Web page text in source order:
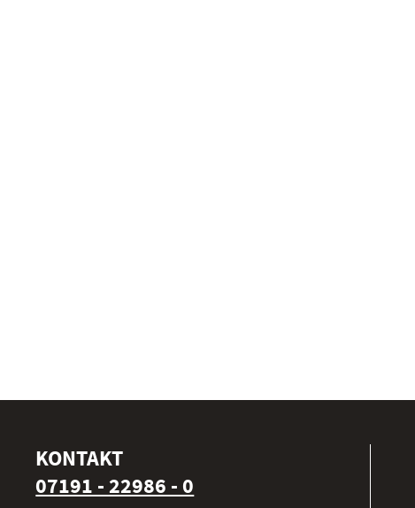
KONTAKT
07191 - 22986 - 0